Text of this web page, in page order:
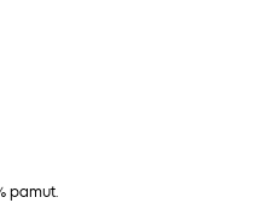
pamut.